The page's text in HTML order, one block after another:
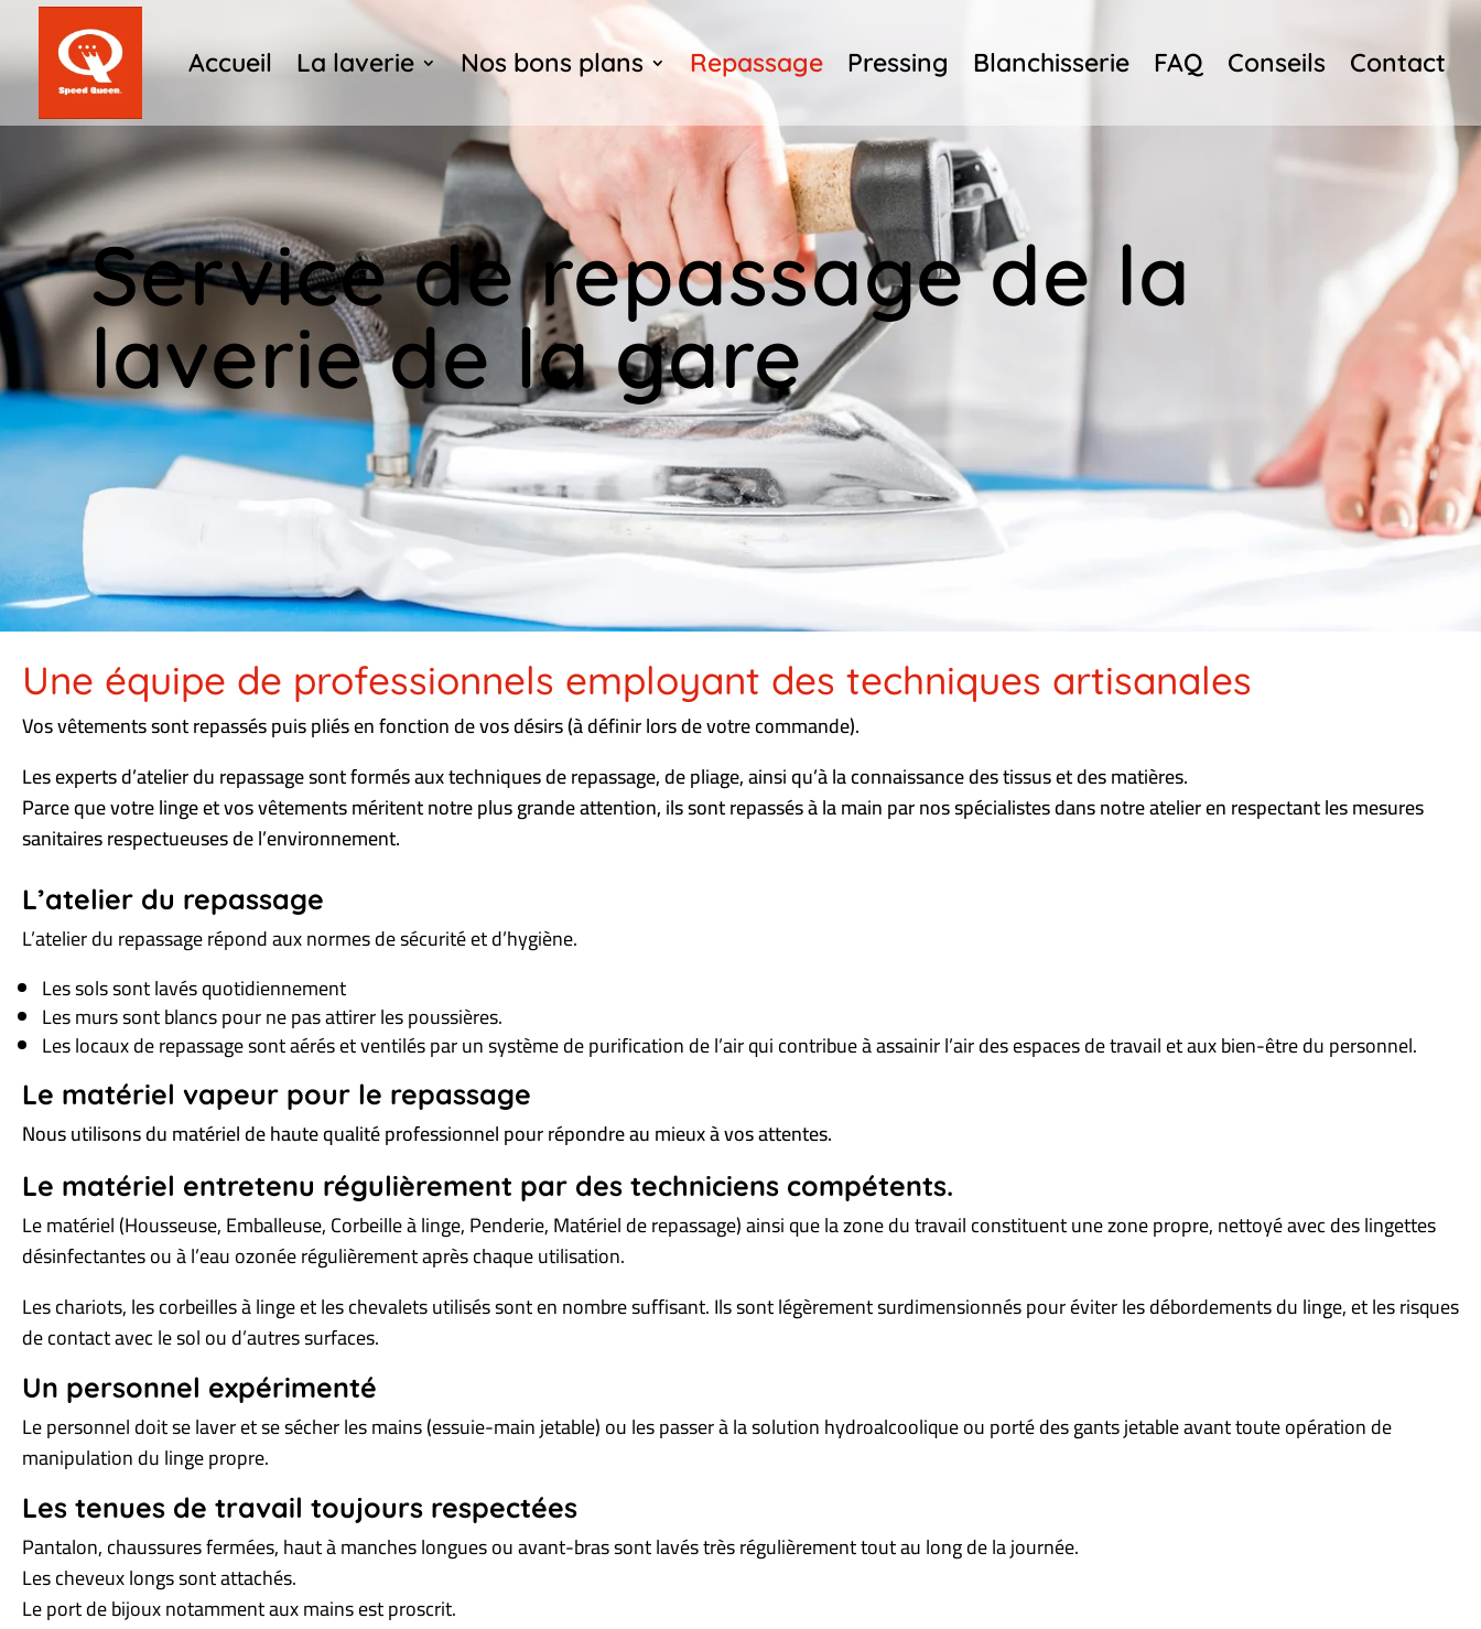
Accueil La laverie Nos bons plans Repassage Pressing Blanchisserie FAQ Conseils Contact
Service de repassage de la
laverie de la gare
Une équipe de professionnels employant des techniques artisanales
Vos vêtements sont repassés puis pliés en fonction de vos désirs (à définir lors de votre commande).
Les experts d’atelier du repassage sont formés aux techniques de repassage, de pliage, ainsi qu’à la connaissance des tissus et des matières.
Parce que votre linge et vos vêtements méritent notre plus grande attention, ils sont repassés à la main par nos spécialistes dans notre atelier en respectant les mesures
sanitaires respectueuses de l’environnement.
L’atelier du repassage
L’atelier du repassage répond aux normes de sécurité et d’hygiène.
Les sols sont lavés quotidiennement
Les murs sont blancs pour ne pas attirer les poussières.
Les locaux de repassage sont aérés et ventilés par un système de purification de l’air qui contribue à assainir l’air des espaces de travail et aux bien-être du personnel.
Le matériel vapeur pour le repassage
Nous utilisons du matériel de haute qualité professionnel pour répondre au mieux à vos attentes.
Le matériel entretenu régulièrement par des techniciens compétents.
Le matériel (Housseuse, Emballeuse, Corbeille à linge, Penderie, Matériel de repassage) ainsi que la zone du travail constituent une zone propre, nettoyé avec des lingettes
désinfectantes ou à l’eau ozonée régulièrement après chaque utilisation.
Les chariots, les corbeilles à linge et les chevalets utilisés sont en nombre suffisant. Ils sont légèrement surdimensionnés pour éviter les débordements du linge, et les risques
de contact avec le sol ou d’autres surfaces.
Un personnel expérimenté
Le personnel doit se laver et se sécher les mains (essuie-main jetable) ou les passer à la solution hydroalcoolique ou porté des gants jetable avant toute opération de
manipulation du linge propre.
Les tenues de travail toujours respectées
Pantalon, chaussures fermées, haut à manches longues ou avant-bras sont lavés très régulièrement tout au long de la journée.
Les cheveux longs sont attachés.
Le port de bijoux notamment aux mains est proscrit.